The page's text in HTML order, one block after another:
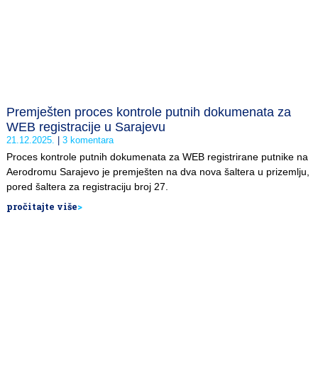
Premješten proces kontrole putnih dokumenata za
WEB registracije u Sarajevu
21.12.2025. 3 komentara
Proces kontrole putnih dokumenata za WEB registrirane putnike na
Aerodromu Sarajevo je premješten na dva nova šaltera u prizemlju,
pored šaltera za registraciju broj 27.
pročitajte više>